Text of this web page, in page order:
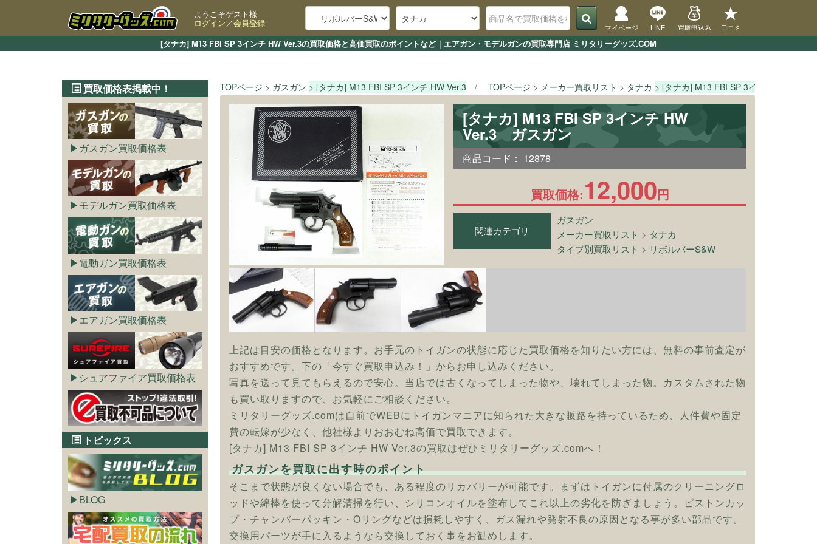
[タナカ] M13 FBI SP 3インチ HW Ver.3の買取価格と高価買取のポイントなど｜エアガン・モデルガンの買取専門店 ミリタリーグッズ.COM
ようこそゲスト様
ログイン／会員登録 マイページ LINE 買取申込み 口コミ
TOPページ ガスガン [タナカ] M13 FBI SP 3インチ HW Ver.3 TOPページ メーカー買取リスト タナカ [タナカ] M13 FBI SP 3インチ HW Ver.3
[タナカ] M13 FBI SP 3インチ HW
Ver.3 ガスガン
商品コード： 12878
買取価格:12,000円
関連カテゴリ
ガスガン
メーカー買取リスト > タナカ
タイプ別買取リスト > リボルバーS&W
上記は目安の価格となります。お手元のトイガンの状態に応じた買取価格を知りたい方には、無料の事前査定が
おすすめです。下の「今すぐ買取申込み！」からお申し込みください。
写真を送って見てもらえるので安心。当店では古くなってしまった物や、壊れてしまった物。カスタムされた物
も買い取りますので、お気軽にご相談ください。
ミリタリーグッズ.comは自前でWEBにトイガンマニアに知られた大きな販路を持っているため、人件費や固定
費の転嫁が少なく、他社様よりおおむね高価で買取できます。
[タナカ] M13 FBI SP 3インチ HW Ver.3の買取はぜひミリタリーグッズ.comへ！
ガスガンを買取に出す時のポイント
そこまで状態が良くない場合でも、ある程度のリカバリーが可能です。まずはトイガンに付属のクリーニングロ
ッドや綿棒を使って分解清掃を行い、シリコンオイルを塗布してこれ以上の劣化を防ぎましょう。ピストンカッ
プ・チャンバーパッキン・Oリングなどは損耗しやすく、ガス漏れや発射不良の原因となる事が多い部品です。
交換用パーツが手に入るようなら交換しておく事をお勧めします。
買取価格表掲載中！
ガスガン買取価格表
モデルガン買取価格表
電動ガン買取価格表
エアガン買取価格表
シュアファイア買取価格表
トピックス
BLOG